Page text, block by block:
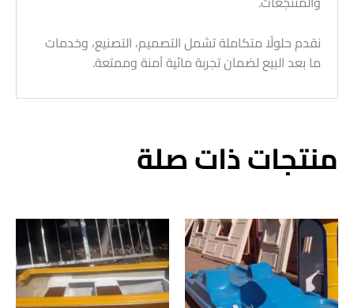
نقدم حلولًا متكاملة تشمل التصميم، التصنيع، وخدمات
ما بعد البيع لضمان تجربة مائية آمنة وممتعة.
منتجات ذات صلة